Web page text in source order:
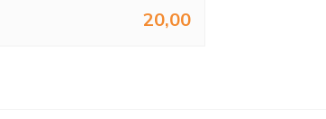
20,00